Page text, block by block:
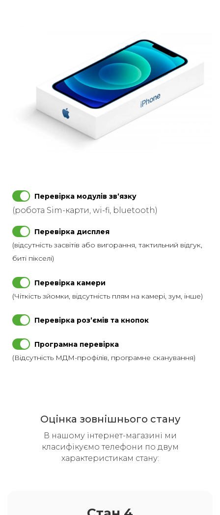
Перевірка модулів звʼязку
(робота Sim-карти, wi-fi, bluetooth)
Перевірка дисплея
(відсутність засвітів або вигорання, тактильний відгук,
биті пікселі)
Перевірка камери
(Чіткість зйомки, відсутність плям на камері, зум, інше)
Перевірка розʼємів та кнопок
Програмна перевірка
(Відсутність МДМ-профілів, програмне сканування)
Оцінка зовнішнього стану
В нашому інтернет-магазині ми
класифікуємо телефони по двум
характеристикам стану: